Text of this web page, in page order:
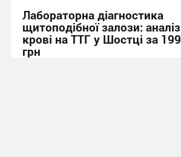
Лабораторна діагностика
щитоподібної залози: аналіз
крові на ТТГ у Шостці за 199
грн